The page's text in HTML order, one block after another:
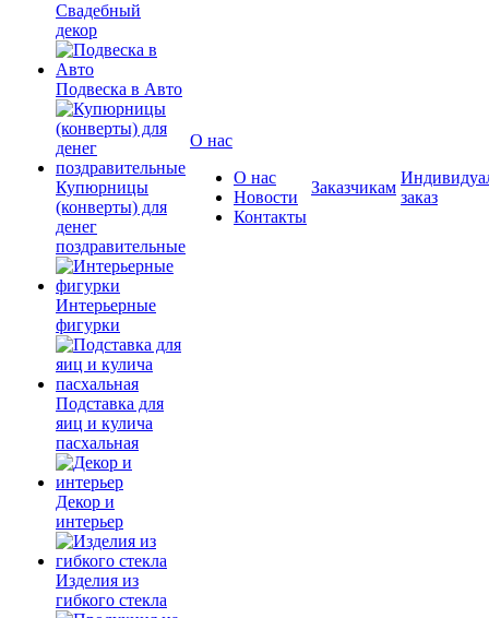
Свадебный
декор
Подвеска в Авто
Купюрницы
(конверты) для
денег
поздравительные
Интерьерные
фигурки
Подставка для
яиц и кулича
пасхальная
Декор и
интерьер
Изделия из
гибкого стекла
О нас
О нас
Новости
Контакты
Заказчикам
заказ